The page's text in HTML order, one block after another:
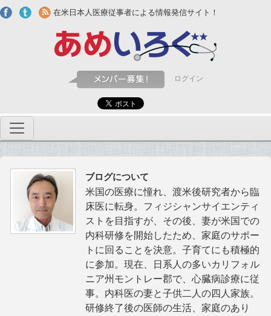
Skip to main content
在米日本人医療従事者による情報発信サイト！
ログイン
ブログについて
米国の医療に憧れ、渡米後研究者から臨
床医に転身。フィジシャンサイエンティ
ストを目指すが、その後、妻が米国での
内科研修を開始したため、家庭のサポー
トに回ることを決意。子育てにも積極的
に参加。現在、日系人の多いカリフォル
ニア州モントレー郡で、心臓病診療に従
事。内科医の妻と子供二人の四人家族。
研修終了後の医師の生活、家庭のあり